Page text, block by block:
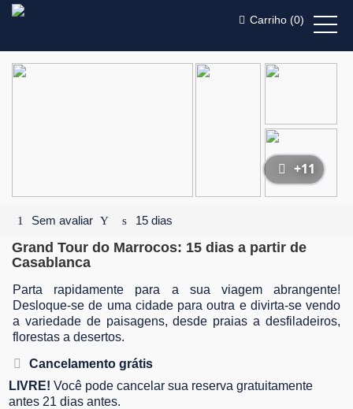
Carriho (0)
+11
Sem avaliar 15 dias
Grand Tour do Marrocos: 15 dias a partir de
Casablanca
Parta rapidamente para a sua viagem abrangente!
Desloque-se de uma cidade para outra e divirta-se vendo
a variedade de paisagens, desde praias a desfiladeiros,
florestas a desertos.
Cancelamento grátis
LIVRE! Você pode cancelar sua reserva gratuitamente
antes 21 dias antes.